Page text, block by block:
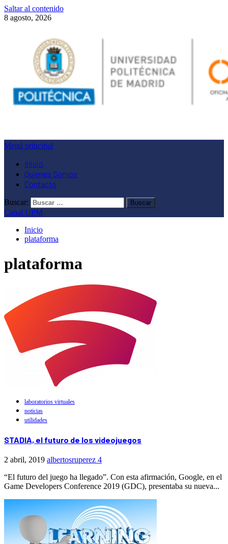
Saltar al contenido
8 agosto, 2026
Menú principal
Inicio
Quienes Somos
Contacto
Buscar:
Canal UPM
Inicio
plataforma
plataforma
laboratorios virtuales
noticias
utilidades
STADIA, el futuro de los videojuegos
2 abril, 2019 albertosruperez 4
“El futuro del juego ha llegado”. Con esta afirmación, Google, en el
Game Developers Conference 2019 (GDC), presentaba su nueva...